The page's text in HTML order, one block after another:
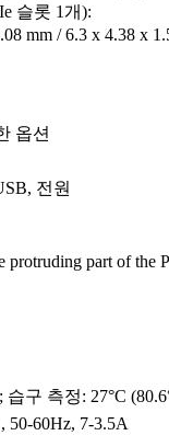
슬롯 1개):
mm / 6.3 x 4.38 x
옵션
전원
protruding part of the
구 측정: 27°C
50-60Hz, 7-3.5A